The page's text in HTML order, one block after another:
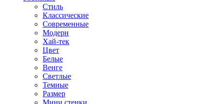
Стиль
Классические
Современные
Модерн
Хай-тек
Цвет
Белые
Венге
Светлые
Темные
Размер
Мини стенки